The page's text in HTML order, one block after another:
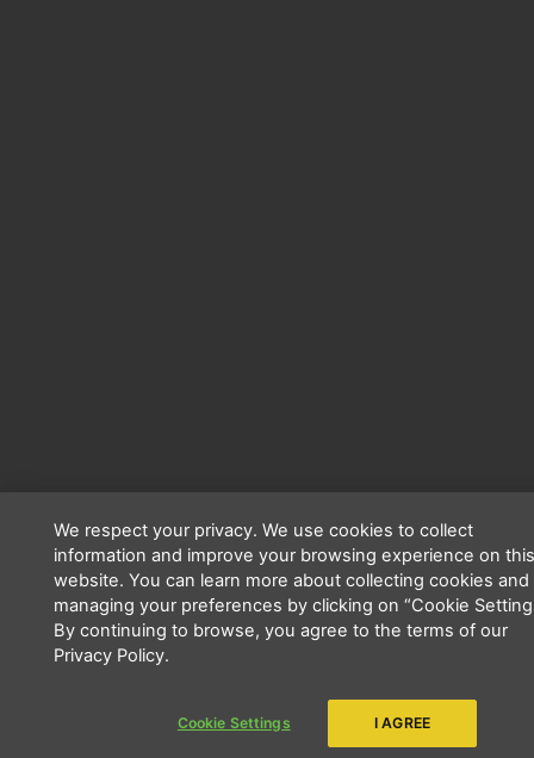
We respect your privacy. We use cookies to collect
information and improve your browsing experience on
website. You can learn more about collecting cookies and
managing your preferences by clicking on “Cookie
By continuing to browse, you agree to the terms of our
Privacy Policy.
Cookie Settings I AGREE